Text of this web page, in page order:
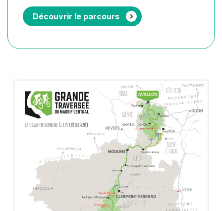
Découvrir le parcours